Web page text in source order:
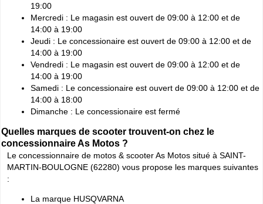
19:00
Mercredi : Le magasin est ouvert de 09:00 à 12:00 et de
14:00 à 19:00
Jeudi : Le concessionaire est ouvert de 09:00 à 12:00 et de
14:00 à 19:00
Vendredi : Le magasin est ouvert de 09:00 à 12:00 et de
14:00 à 19:00
Samedi : Le concessionaire est ouvert de 09:00 à 12:00 et de
14:00 à 18:00
Dimanche : Le concessionaire est fermé
Quelles marques de scooter trouvent-on chez le
concessionnaire As Motos ?
Le concessionnaire de motos & scooter As Motos situé à SAINT-
MARTIN-BOULOGNE (62280) vous propose les marques suivantes
:
La marque HUSQVARNA